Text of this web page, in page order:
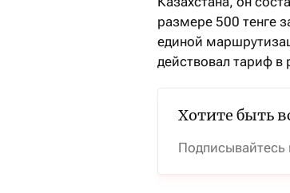
размере 500 тенге
единой
действовал тариф в
Хотите быть
Подписывайтесь